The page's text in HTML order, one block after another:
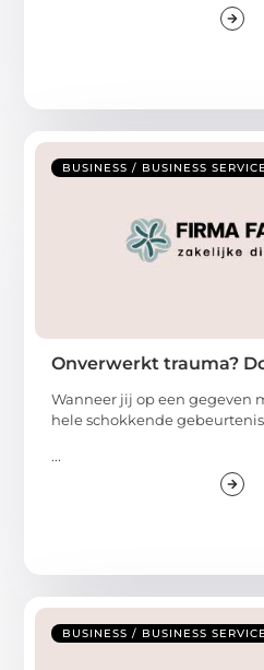
BUSINESS / BUSINESS
Onverwerkt trauma?
Wanneer jij op een gegeven
hele schokkende
...
BUSINESS / BUSINESS